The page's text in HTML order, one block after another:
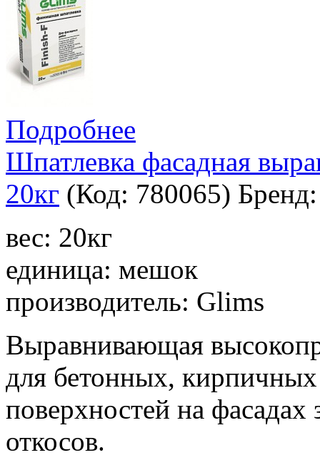
Подробнее
Шпатлевка фасадная
20кг (Код: 780065)
вес: 20кг
единица: мешок
производитель: Glims
Выравнивающая
для бетонных,
поверхностей на
откосов.